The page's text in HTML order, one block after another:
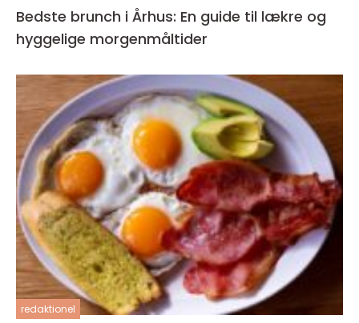
Bedste brunch i Århus: En guide til lækre og
hyggelige morgenmåltider
redaktionel